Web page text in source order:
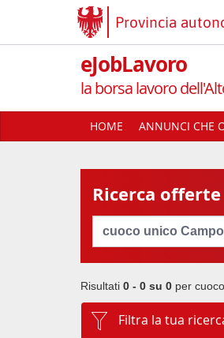
Provincia
eJobLavoro
la borsa lavoro
HOME ANNUNCI CHE
Ricerca offerte
Risultati 0 - 0 su 0 per
Filtra la tua